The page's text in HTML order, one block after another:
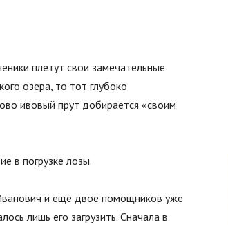
плетут свои замечательные
озера, то тот глубоко
ивовый прут добирается «своим
в погрузке лозы.
и ещё двое помощников уже
лишь его загрузить. Сначала в